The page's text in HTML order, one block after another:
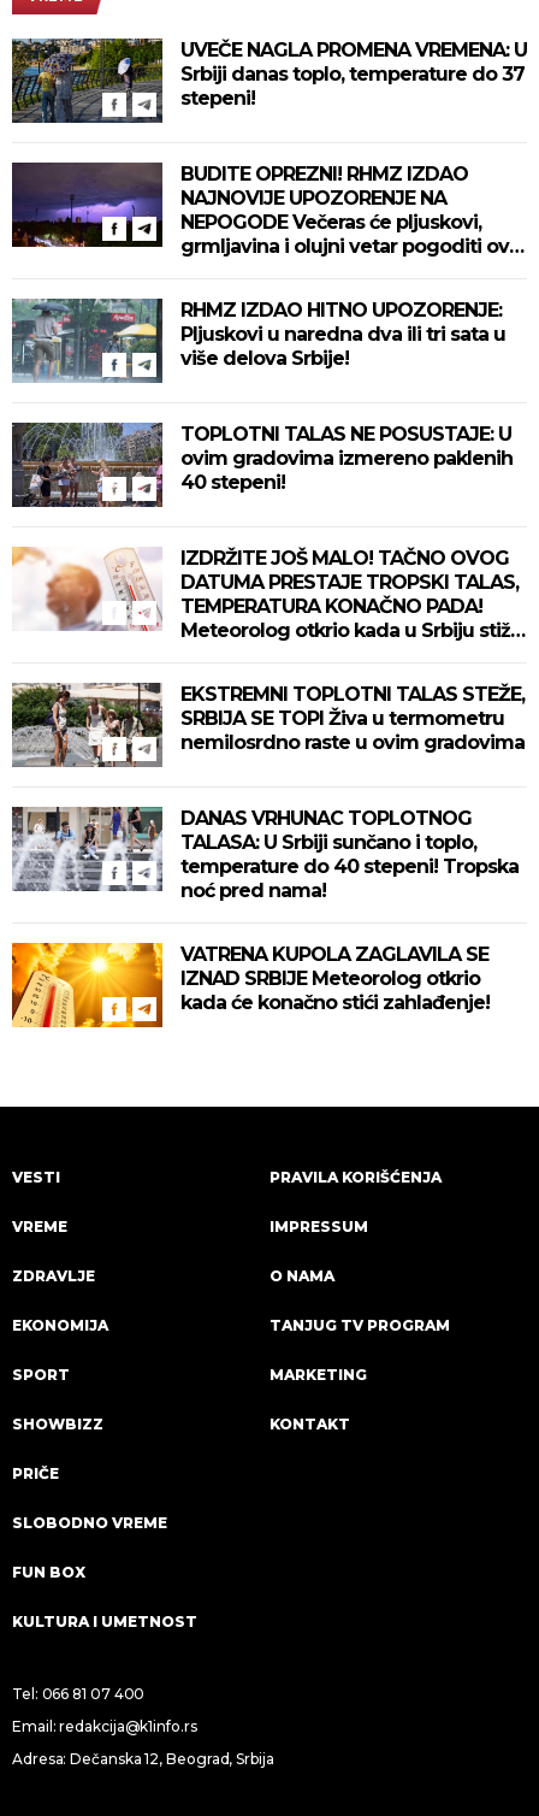
UVEČE NAGLA PROMENA VREMENA: U
Srbiji danas toplo, temperature do 37
stepeni!
BUDITE OPREZNI! RHMZ IZDAO
NAJNOVIJE UPOZORENJE NA
NEPOGODE Večeras će pljuskovi,
grmljavina i olujni vetar pogoditi ove
RHMZ IZDAO HITNO UPOZORENJE:
Pljuskovi u naredna dva ili tri sata u
više delova Srbije!
TOPLOTNI TALAS NE POSUSTAJE: U
ovim gradovima izmereno paklenih
40 stepeni!
IZDRŽITE JOŠ MALO! TAČNO OVOG
DATUMA PRESTAJE TROPSKI TALAS,
TEMPERATURA KONAČNO PADA!
Meteorolog otkrio kada u Srbiju stiže
EKSTREMNI TOPLOTNI TALAS STEŽE,
SRBIJA SE TOPI Živa u termometru
nemilosrdno raste u ovim gradovima
DANAS VRHUNAC TOPLOTNOG
TALASA: U Srbiji sunčano i toplo,
temperature do 40 stepeni! Tropska
noć pred nama!
VATRENA KUPOLA ZAGLAVILA SE
IZNAD SRBIJE Meteorolog otkrio
kada će konačno stići zahlađenje!
VESTI
VREME
ZDRAVLJE
EKONOMIJA
SPORT
SHOWBIZZ
PRIČE
SLOBODNO VREME
FUN BOX
KULTURA I UMETNOST
PRAVILA KORIŠĆENJA
IMPRESSUM
O NAMA
TANJUG TV PROGRAM
MARKETING
KONTAKT
Tel: 066 81 07 400
Email:redakcija@k1info.rs
Adresa: Dečanska 12, Beograd, Srbija